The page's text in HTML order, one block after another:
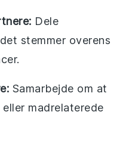
Dele
stemmer overens
Samarbejde om at
madrelaterede